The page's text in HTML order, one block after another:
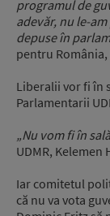
programul de
adevăr, nu le-
depuse în
pentru România,
Liberalii vor fi în
Parlamentarii
„Nu vom fi în
UDMR, Kelemen
Iar comitetul
că nu va vota